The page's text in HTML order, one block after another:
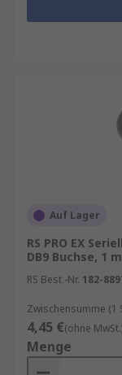
Auf Lager
RS PRO EX
DB9 Buchse, 1
RS Best.-Nr. 182-
Zwischensumme (1
4,45 €(ohne
Menge